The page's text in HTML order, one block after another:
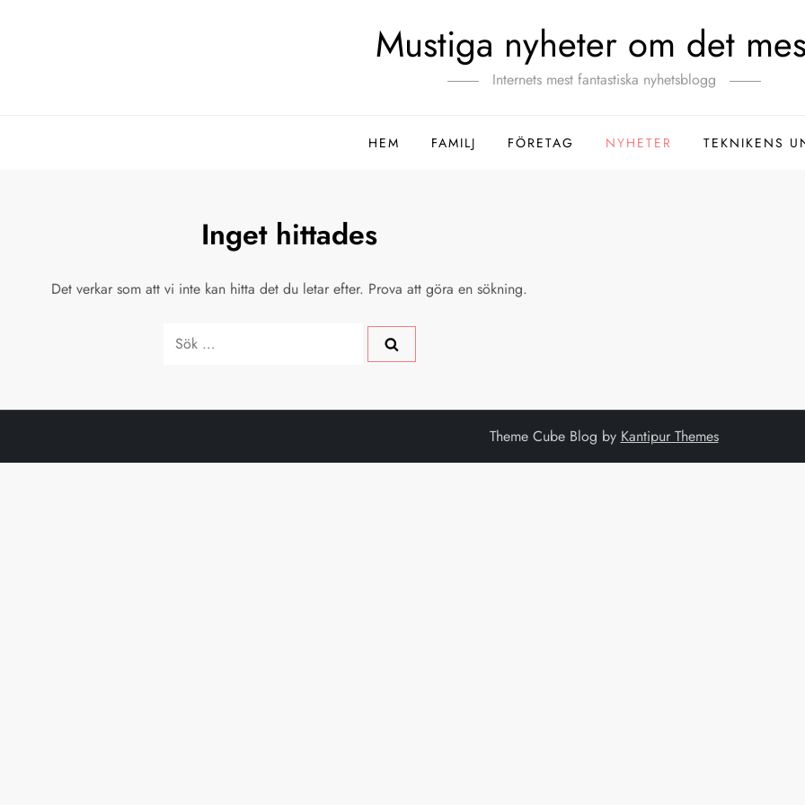
Mustiga nyheter om det
Internets mest fantastiska nyhetsblogg
HEM FAMILJ FÖRETAG NYHETER TEKNIKENS
Inget hittades
Det verkar som att vi inte kan hitta det du letar efter. Prova att göra en sökning.
Sök
Theme Cube Blog by Kantipur Themes